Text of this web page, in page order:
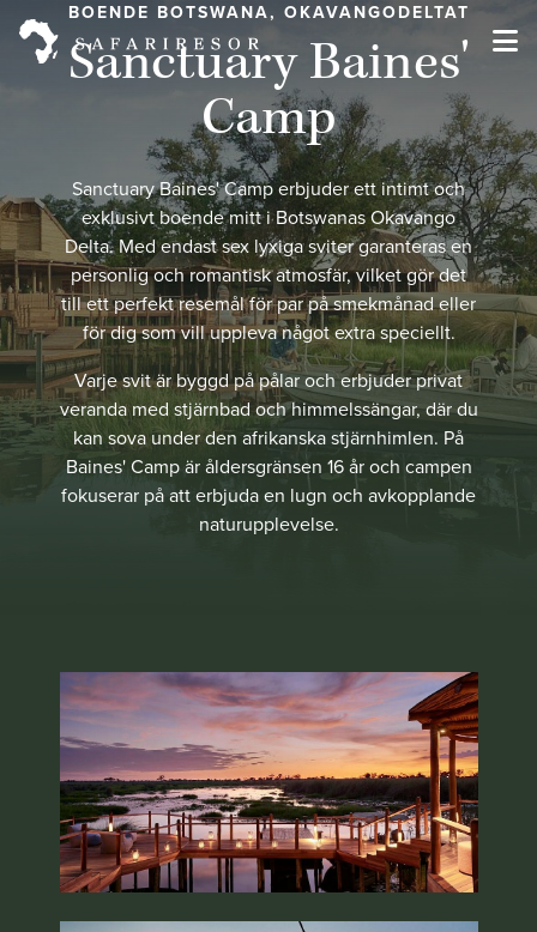
BOENDE BOTSWANA, OKAVANGODELTAT
Sanctuary Baines'
Camp
Sanctuary Baines' Camp erbjuder ett intimt och
exklusivt boende mitt i Botswanas Okavango
Delta. Med endast sex lyxiga sviter garanteras en
personlig och romantisk atmosfär, vilket gör det
till ett perfekt resemål för par på smekmånad eller
för dig som vill uppleva något extra speciellt.
Varje svit är byggd på pålar och erbjuder privat
veranda med stjärnbad och himmelssängar, där du
kan sova under den afrikanska stjärnhimlen. På
Baines' Camp är åldersgränsen 16 år och campen
fokuserar på att erbjuda en lugn och avkopplande
naturupplevelse.